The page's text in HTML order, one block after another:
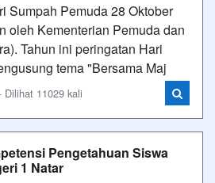
Sumpah Pemuda 28 Oktober
oleh Kementerian Pemuda dan
Tahun ini peringatan Hari
tema "Bersama Maj
11029 kali
Pengetahuan Siswa
1 Natar